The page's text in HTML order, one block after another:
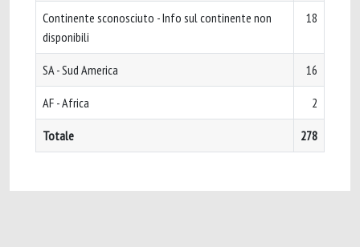
Continente sconosciuto - Info sul continente non
disponibili
18
SA - Sud America 16
AF - Africa 2
Totale 278